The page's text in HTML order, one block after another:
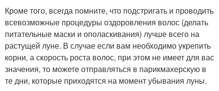
Кроме того, всегда помните, что подстригать и проводить
всевозможные процедуры оздоровления волос (делать
питательные маски и ополаскивания) лучше всего на
растущей луне. В случае если вам необходимо укрепить
корни, а скорость роста волос, при этом не имеет для вас
значения, то можете отправляться в парикмахерскую в
те дни, которые приходятся на момент убывания луны.